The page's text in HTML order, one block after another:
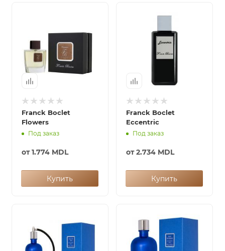
Franck Boclet
Flowers
Под заказ
от1.774 MDL
Купить
Franck Boclet
Eccentric
Под заказ
от2.734 MDL
Купить